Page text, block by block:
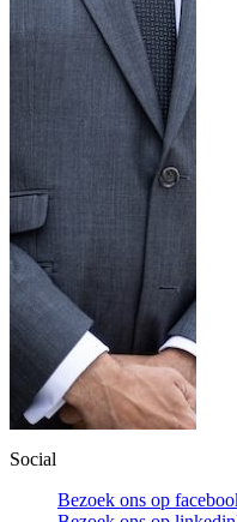
Social
Bezoek ons op